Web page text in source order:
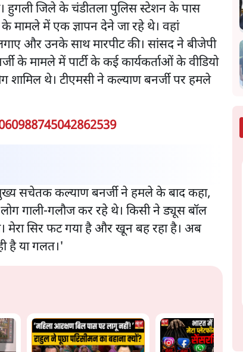
हुगली जिले के चंडीतला पुलिस स्टेशन के पास
के मामले में एक ज्ञापन देने जा रहे थे। वहां
और उनके साथ मारपीट की। सांसद ने बीजेपी
के मामले में पार्टी के कई कार्यकर्ताओं के वीडियो
थे। टीएमसी ने कल्याण बनर्जी पर हमले
सचेतक कल्याण बनर्जी ने हमले के बाद कहा,
गाली-गलौज कर रहे थे। किसी ने ड्यूस बॉल
मेरा सिर फट गया है और खून बह रहा है। अब
है या गलत।'